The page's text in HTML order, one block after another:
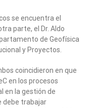
se encuentra el
parte, el Dr. Aldo
de Geofísica
y Proyectos.
coincidieron en que
en los procesos
en la gestión de
debe trabajar